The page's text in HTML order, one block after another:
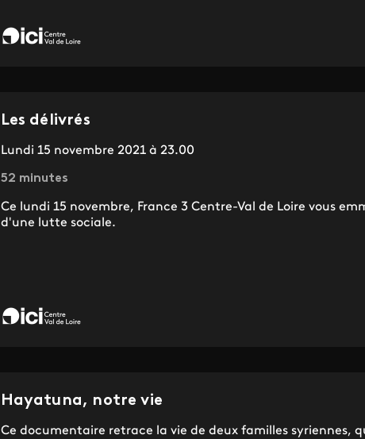
Les délivrés
Lundi 15 novembre 2021 à 23.00
52 minutes
Ce lundi 15 novembre, France 3 Centre-Val de Loire vous
d'une lutte sociale.
Hayatuna, notre vie
Ce documentaire retrace la vie de deux familles syriennes,